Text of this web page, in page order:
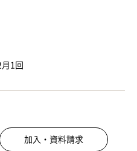
1回
加入・資料請求